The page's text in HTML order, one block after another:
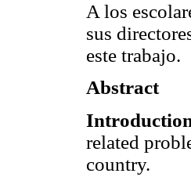
A los
sus
este trabajo.
Abstract
related
country.